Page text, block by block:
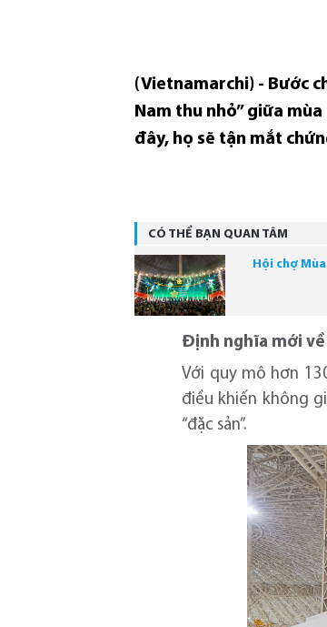
(Vietnamarchi) - Bước
Nam thu nhỏ” giữa
đây, họ sẽ tận mắt
CÓ THỂ BẠN QUAN TÂM
Hội chợ
Định nghĩa mới về
Với quy mô hơn
điều khiến không
“đặc sản”.